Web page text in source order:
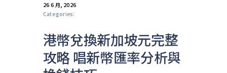
26 6 月, 2026
Categories:
港幣兌換新加坡元完整
攻略 唱新幣匯率分析與